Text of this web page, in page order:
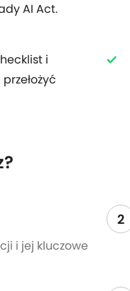
AI Act.
i
i jej kluczowe
2